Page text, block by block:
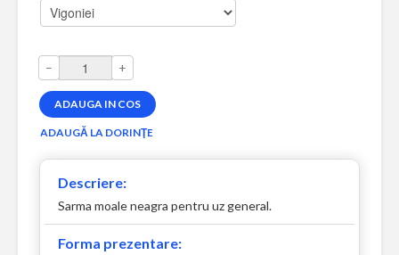
– +
Descriere:
Sarma moale neagra pentru uz general.
Forma prezentare: